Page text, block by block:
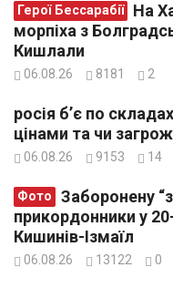
Герої Бессарабії
морпіха з
Кишлали
06.08.26 8181 2
росія б’є по
цінами та чи
06.08.26 9153 14
Фото
прикордонники у
Кишинів-Ізмаїл
06.08.26 13122 0